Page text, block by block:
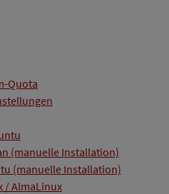
Quota
(manuelle Installation)
(manuelle Installation)
/ AlmaLinux